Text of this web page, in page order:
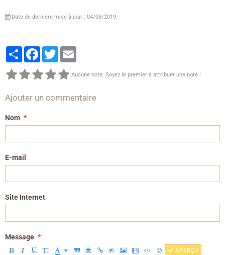
Date de dernière mise à jour : 04/03/2019
PartagerFacebook
Twitter
Aucune note. Soyez le premier à attribuer une note !
Ajouter un commentaire
Nom
E-mail
Site Internet
Message
APERÇU